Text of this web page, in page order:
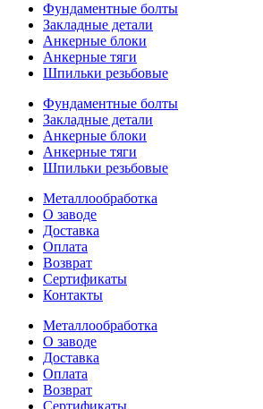
Фундаментные болты
Закладные детали
Анкерные блоки
Анкерные тяги
Шпильки резьбовые
Фундаментные болты
Закладные детали
Анкерные блоки
Анкерные тяги
Шпильки резьбовые
Металлообработка
О заводе
Доставка
Оплата
Возврат
Сертификаты
Контакты
Металлообработка
О заводе
Доставка
Оплата
Возврат
Сертификаты